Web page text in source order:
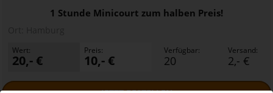
1 Stunde Minicourt zum halben Preis!
Wert:
20,- €
Preis:
10,- €
Verfügbar:
20
Versand:
2,- €